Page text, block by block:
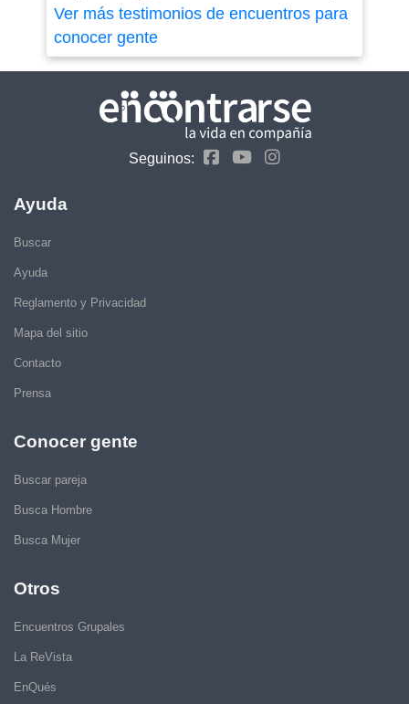
Ver más testimonios de encuentros para
conocer gente
Seguinos:
Ayuda
Buscar
Ayuda
Reglamento y Privacidad
Mapa del sitio
Contacto
Prensa
Conocer gente
Buscar pareja
Busca Hombre
Busca Mujer
Otros
Encuentros Grupales
La ReVista
EnQués